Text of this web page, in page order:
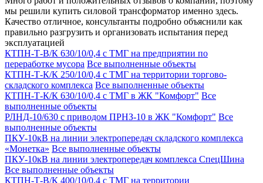
мы решили купить силовой трансформатор именно здесь.
Качество отличное, консультанты подробно объяснили как
правильно разгрузить и организовать испытания перед
эксплуатацией
КТПН-Т-В/К 630/10/0,4 с ТМГ на предприятии по
переработке мусора Все выполненные объекты
КТПН-Т-К/К 250/10/0,4 с ТМГ на территории торгово-
складского комплекса Все выполненные объекты
КТПН-Т-К/К 630/10/0,4 с ТМГ в ЖК "Комфорт" Все
выполненные объекты
РЛНД-10/630 с приводом ПРНЗ-10 в ЖК "Комфорт" Все
выполненные объекты
ПКУ-10кВ на линии электропередач складского комплекса
«Монетка» Все выполненные объекты
ПКУ-10кВ на линии электропередач комплекса СпецШина
Все выполненные объекты
КТПН-Т-В/К 400/10/0,4 с ТМГ на территории